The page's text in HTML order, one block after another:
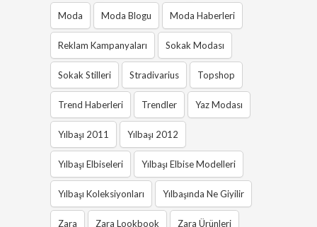
Moda Moda Blogu Moda Haberleri
Reklam Kampanyaları Sokak Modası
Sokak Stilleri Stradivarius Topshop
Trend Haberleri Trendler Yaz Modası
Yılbaşı 2011 Yılbaşı 2012
Yılbaşı Elbiseleri Yılbaşı Elbise Modelleri
Yılbaşı Koleksiyonları Yılbaşında Ne Giyilir
Zara Zara Lookbook Zara Ürünleri